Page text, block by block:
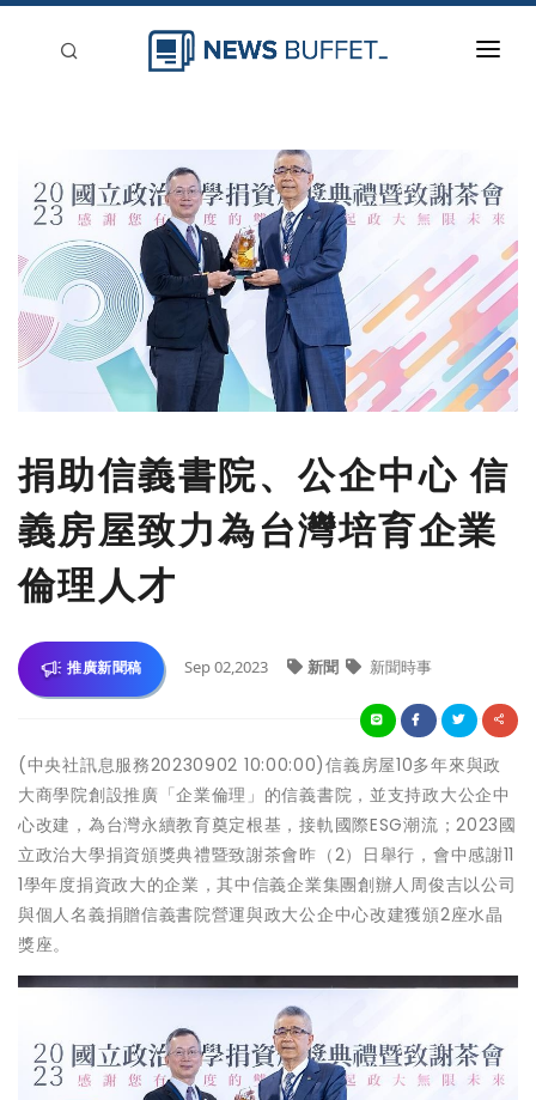
登入
刊登
捐助信義書院、公企中心 信
義房屋致力為台灣培育企業
倫理人才
推廣新聞稿 Sep 02,2023 新聞 新聞時事
(中央社訊息服務20230902 10:00:00)信義房屋10多年來與政
大商學院創設推廣「企業倫理」的信義書院，並支持政大公企中
心改建，為台灣永續教育奠定根基，接軌國際ESG潮流；2023國
立政治大學捐資頒獎典禮暨致謝茶會昨（2）日舉行，會中感謝11
1學年度捐資政大的企業，其中信義企業集團創辦人周俊吉以公司
與個人名義捐贈信義書院營運與政大公企中心改建獲頒2座水晶
獎座。